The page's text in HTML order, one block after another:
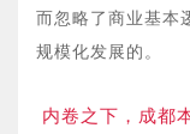
而忽略了商业基本
规模化发展的。
内卷之下，成都